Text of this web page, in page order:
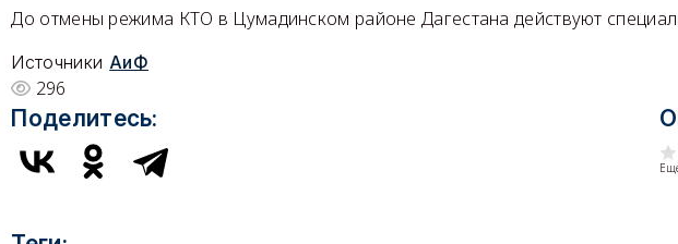
До отмены режима КТО в Цумадинском районе Дагестана действуют
Источники АиФ
296
Поделитесь: